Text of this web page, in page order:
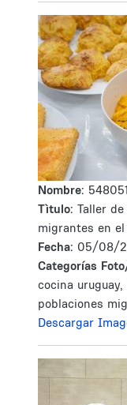
Nombre:
Tìtulo: Taller
migrantes en el
Fecha: 05/08/
Categorías
cocina
poblaciones
Descargar